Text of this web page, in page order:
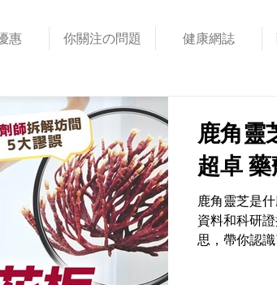
惠 你關注の問題 健康網誌
鹿角靈
超卓 藥
鹿角靈芝是什麼? 鹿角靈芝與一般靈芝有何差
資料和科研
思，帶你認